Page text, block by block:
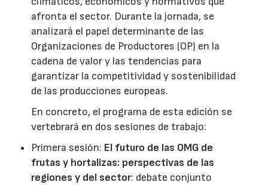
afronta el sector. Durante la jornada, se
analizará el papel determinante de las
Organizaciones de Productores (OP) en la
cadena de valor y las tendencias para
garantizar la competitividad y sostenibilidad
de las producciones europeas.
En concreto, el programa de esta edición se
vertebrará en dos sesiones de trabajo:
Primera sesión: El futuro de las OMG de
frutas y hortalizas: perspectivas de las
regiones y del sector: debate conjunto